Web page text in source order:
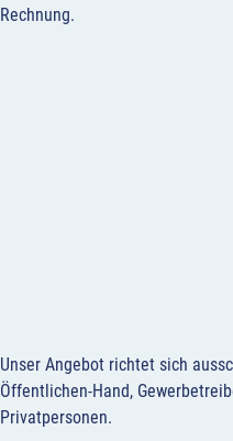
Rechnung.
Unser Angebot richtet sich
Öffentlichen-Hand,
Privatpersonen.